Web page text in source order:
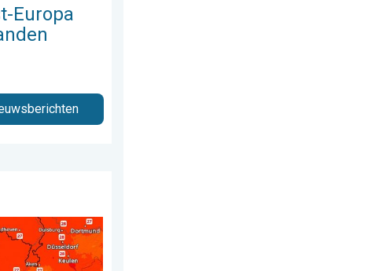
Europa
30 juli 2026
de week. Bijna overal zomers warm. . . donderdag 23 juli 2026